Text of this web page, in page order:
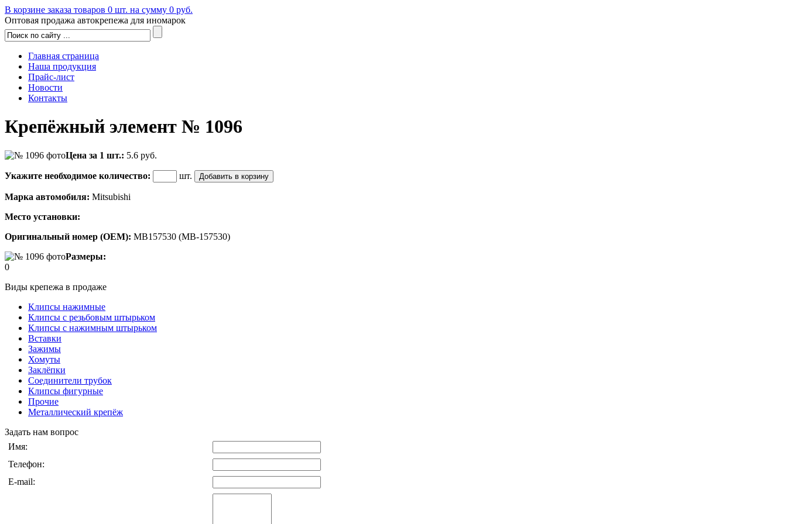
В корзине заказа товаров 0 шт. на сумму 0 руб.
Оптовая продажа автокрепежа для иномарок
Главная страница
Наша продукция
Прайс-лист
Новости
Контакты
Крепёжный элемент № 1096
Цена за 1 шт.: 5.6 руб.
Укажите необходимое количество: шт.
Марка автомобиля: Mitsubishi
Место установки:
Оригинальный номер (OEM): MB157530 (MB-157530)
Размеры:
0
Виды крепежа в продаже
Клипсы нажимные
Клипсы с резьбовым штырьком
Клипсы с нажимным штырьком
Вставки
Зажимы
Хомуты
Заклёпки
Соединители трубок
Клипсы фигурные
Прочие
Металлический крепёж
Задать нам вопрос
Имя:
Телефон:
E-mail: